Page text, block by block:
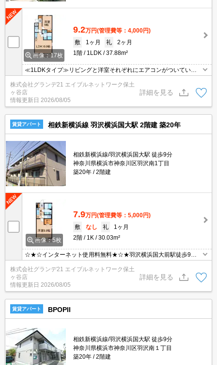
画像：17枚
9.2万円(管理費等：4,000円)
敷
1ヶ月 礼
2ヶ月
1階
1LDK 37.88m²
≪1LDKタイプ≫リビングと洋室それぞれにエアコンがついていま
す！共用部には安心のオートロックと便利な宅配ボックス付き！独
立洗面台、温水洗浄便座、2口ガスコンロ、室内物干し付き！
株式会社グランデ21 エイブルネットワーク保土
ヶ谷店
情報更新日 2026/08/05
詳細を見る
賃貸アパート 相鉄新横浜線 羽沢横浜国大駅 2階建 築20年
相鉄新横浜線/羽沢横浜国大駅 徒歩9分
神奈川県横浜市神奈川区羽沢南1丁目
築20年
2階建
画像：5枚
7.9万円(管理費等：5,000円)
敷
なし 礼
1ヶ月
2階
1K 30.03m²
☆★☆インターネット使用料無料★☆★羽沢横浜国大前駅徒歩9
分・横浜国大徒歩圏内のお部屋です！バストイレ別・シャワー付き
洗面・システムキッチン・温水洗浄便座など嬉しい設備付き♪
株式会社グランデ21 エイブルネットワーク保土
ヶ谷店
情報更新日 2026/08/05
詳細を見る
賃貸アパート BPOPII
相鉄新横浜線/羽沢横浜国大駅 徒歩9分
神奈川県横浜市神奈川区羽沢南１丁目
築20年
2階建